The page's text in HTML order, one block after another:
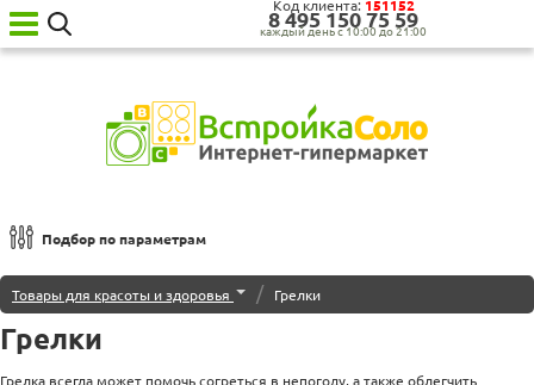
8‍ 4‍9‍5‍ 1‍5‍0‍ 7‍5‍ 5‍9‍
каждый день с 10:00 до 21:00
Код клиента: 151152
Ваш
техника
для
кухни
Бытовая
для
Подбор по параметрам
Сортировка по
По популярности
Товары для красоты и здоровья / Грелки
Грелки
Грелка всегда может помочь согреться в непогоду, а также облегчить